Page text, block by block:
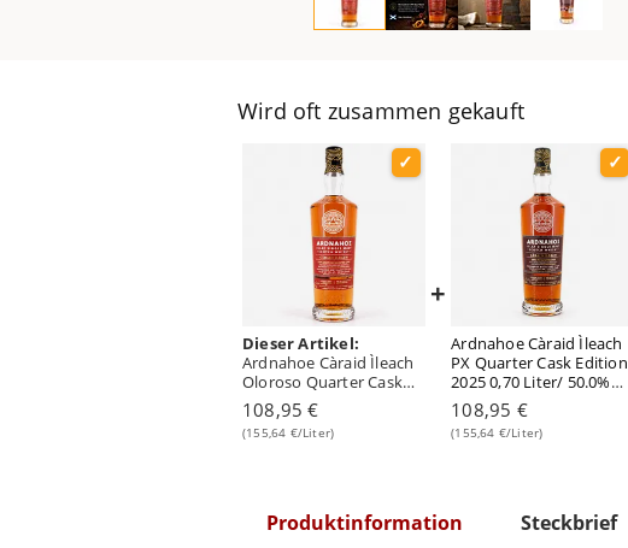
Wird oft zusammen gekauft
Dieser Artikel:
Ardnahoe Càraid Ìleach
Oloroso Quarter Cask
Edition 2025 0,70 Liter/
50.0% vol
108,95 €
(155,64 €/Liter)
+
Ardnahoe Càraid Ìleach
PX Quarter Cask Edition
2025 0,70 Liter/ 50.0%
vol
108,95 €
(155,64 €/Liter)
Produktinformation Steckbrief